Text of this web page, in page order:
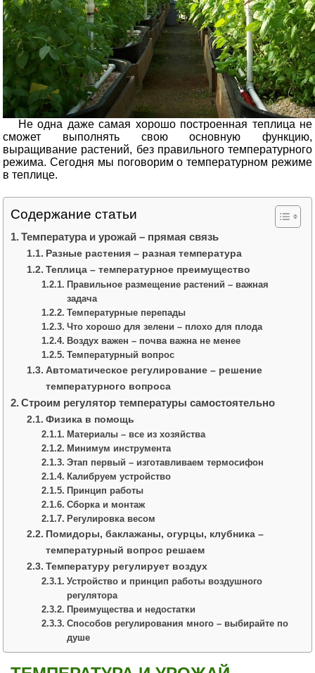
Не одна даже самая хорошо построенная теплица не
сможет выполнять свою основную функцию,
выращивание растений, без правильного температурного
режима. Сегодня мы поговорим о температурном режиме
в теплице.
Содержание статьи
Температура и урожай – прямая связь
Разные растения – разная температура
Теплица – температурное преимущество
Правильное размещение растений – важная
задача
Температурные перепады
Что хорошо для зелени – плохо для плода
Воздух важен – почва важна не менее
Температурный вопрос
Автоматическое регулирование – решение
температурного вопроса
Строим регулятор температуры самостоятельно
Физика в помощь
Материалы – все из хозяйства
Минимум инструмента
Этап первый – изготавливаем термосифон
Калибруем устройство
Принцип работы
Сборка и монтаж
Регулировка весом
Помидоры, баклажаны, огурцы, клубника –
температурный вопрос решаем
Температуру регулирует воздух
Устройство и принцип работы воздушного
регулятора
Преимущества и недостатки
Способов регулирования много – выбирайте по
душе